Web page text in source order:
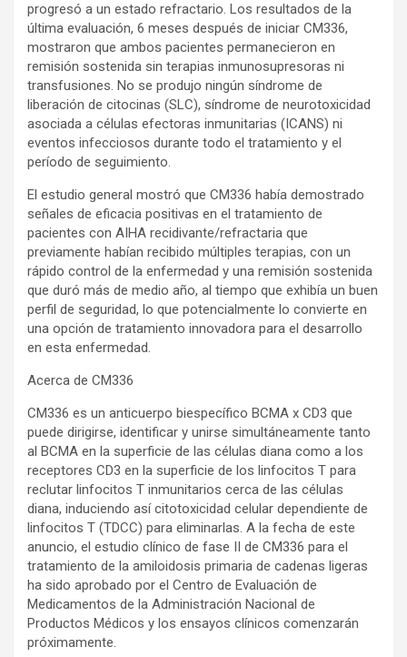
progresó a un estado refractario. Los resultados de la
última evaluación, 6 meses después de iniciar CM336,
mostraron que ambos pacientes permanecieron en
remisión sostenida sin terapias inmunosupresoras ni
transfusiones. No se produjo ningún síndrome de
liberación de citocinas (SLC), síndrome de neurotoxicidad
asociada a células efectoras inmunitarias (ICANS) ni
eventos infecciosos durante todo el tratamiento y el
período de seguimiento.
El estudio general mostró que CM336 había demostrado
señales de eficacia positivas en el tratamiento de
pacientes con AIHA recidivante/refractaria que
previamente habían recibido múltiples terapias, con un
rápido control de la enfermedad y una remisión sostenida
que duró más de medio año, al tiempo que exhibía un buen
perfil de seguridad, lo que potencialmente lo convierte en
una opción de tratamiento innovadora para el desarrollo
en esta enfermedad.
Acerca de CM336
CM336 es un anticuerpo biespecífico BCMA x CD3 que
puede dirigirse, identificar y unirse simultáneamente tanto
al BCMA en la superficie de las células diana como a los
receptores CD3 en la superficie de los linfocitos T para
reclutar linfocitos T inmunitarios cerca de las células
diana, induciendo así citotoxicidad celular dependiente de
linfocitos T (TDCC) para eliminarlas. A la fecha de este
anuncio, el estudio clínico de fase II de CM336 para el
tratamiento de la amiloidosis primaria de cadenas ligeras
ha sido aprobado por el Centro de Evaluación de
Medicamentos de la Administración Nacional de
Productos Médicos y los ensayos clínicos comenzarán
próximamente.